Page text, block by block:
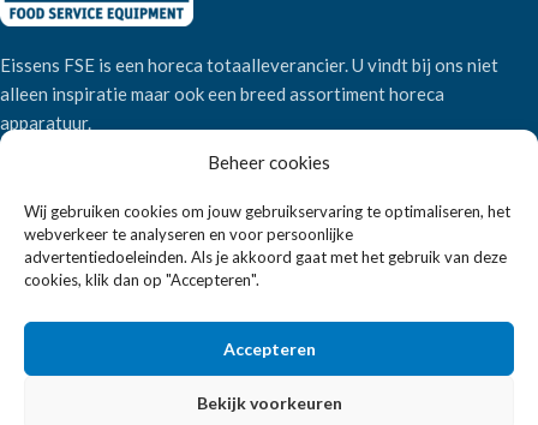
Beheer cookies
Wij gebruiken cookies om jouw gebruikservaring te optimaliseren, het
webverkeer te analyseren en voor persoonlijke
advertentiedoeleinden. Als je akkoord gaat met het gebruik van deze
cookies, klik dan op "Accepteren".
Accepteren
Bekijk voorkeuren
Eissens FSE is een horeca totaalleverancier. U vindt bij ons niet
alleen inspiratie maar ook een breed assortiment horeca
apparatuur.
Telefoon:+31 6 2708 6347
E-mail:verkoop@eissensfse.nl